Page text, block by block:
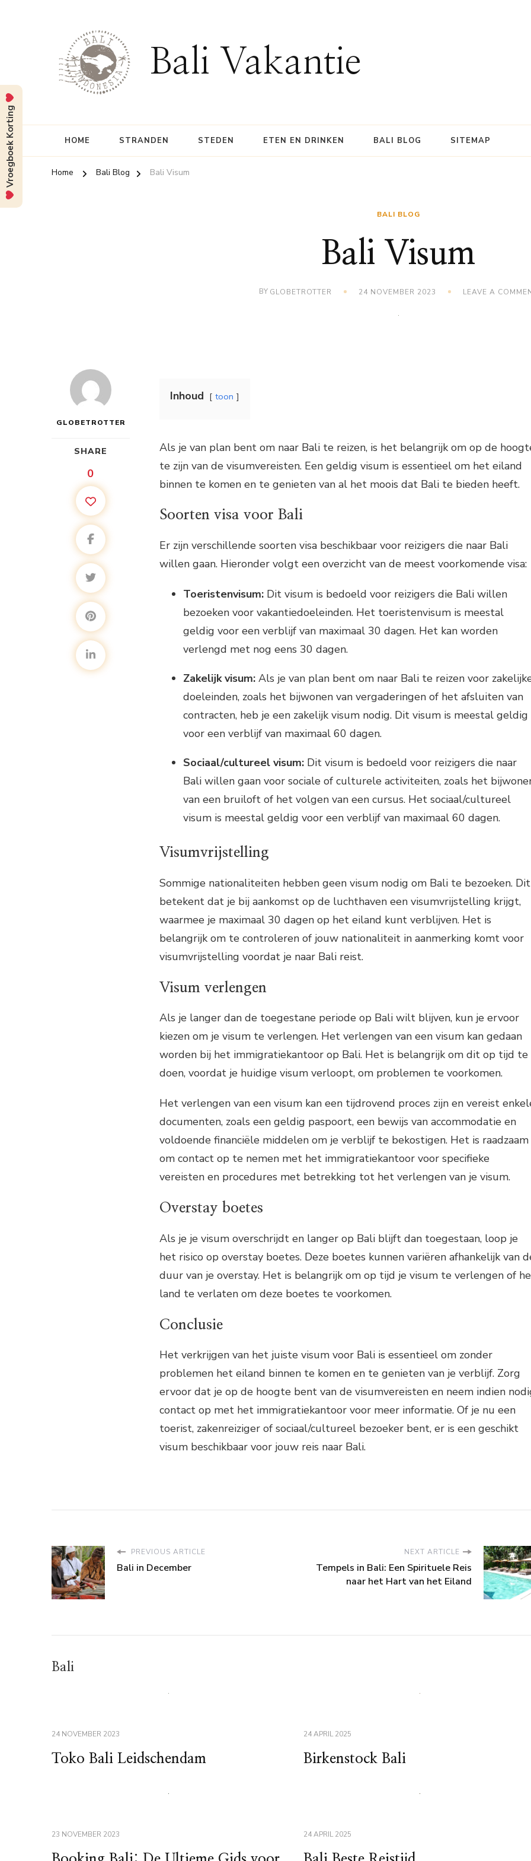
Bali Vakantie
HOME STRANDEN STEDEN ETEN EN DRINKEN BALI BLOG SITEMAP
Home Bali Blog Bali Visum
BALI BLOG
Bali Visum
BY GLOBETROTTER 24 NOVEMBER 2023 LEAVE A
GLOBETROTTER
SHARE
0
Inhoud toon
Als je van plan bent om naar Bali te reizen, is het belangrijk om op de
te zijn van de visumvereisten. Een geldig visum is essentieel om het eiland
binnen te komen en te genieten van al het moois dat Bali te bieden heeft.
Soorten visa voor Bali
Er zijn verschillende soorten visa beschikbaar voor reizigers die naar Bali
willen gaan. Hieronder volgt een overzicht van de meest voorkomende visa:
Toeristenvisum: Dit visum is bedoeld voor reizigers die Bali willen
bezoeken voor vakantiedoeleinden. Het toeristenvisum is meestal
geldig voor een verblijf van maximaal 30 dagen. Het kan worden
verlengd met nog eens 30 dagen.
Zakelijk visum: Als je van plan bent om naar Bali te reizen voor
doeleinden, zoals het bijwonen van vergaderingen of het afsluiten van
contracten, heb je een zakelijk visum nodig. Dit visum is meestal geldig
voor een verblijf van maximaal 60 dagen.
Sociaal/cultureel visum: Dit visum is bedoeld voor reizigers die naar
Bali willen gaan voor sociale of culturele activiteiten, zoals het
van een bruiloft of het volgen van een cursus. Het sociaal/cultureel
visum is meestal geldig voor een verblijf van maximaal 60 dagen.
Visumvrijstelling
Sommige nationaliteiten hebben geen visum nodig om Bali te bezoeken. Dit
betekent dat je bij aankomst op de luchthaven een visumvrijstelling krijgt,
waarmee je maximaal 30 dagen op het eiland kunt verblijven. Het is
belangrijk om te controleren of jouw nationaliteit in aanmerking komt voor
visumvrijstelling voordat je naar Bali reist.
Visum verlengen
Als je langer dan de toegestane periode op Bali wilt blijven, kun je ervoor
kiezen om je visum te verlengen. Het verlengen van een visum kan gedaan
worden bij het immigratiekantoor op Bali. Het is belangrijk om dit op tijd te
doen, voordat je huidige visum verloopt, om problemen te voorkomen.
Het verlengen van een visum kan een tijdrovend proces zijn en vereist
documenten, zoals een geldig paspoort, een bewijs van accommodatie en
voldoende financiële middelen om je verblijf te bekostigen. Het is raadzaam
om contact op te nemen met het immigratiekantoor voor specifieke
vereisten en procedures met betrekking tot het verlengen van je visum.
Overstay boetes
Als je je visum overschrijdt en langer op Bali blijft dan toegestaan, loop je
het risico op overstay boetes. Deze boetes kunnen variëren afhankelijk van
duur van je overstay. Het is belangrijk om op tijd je visum te verlengen of
land te verlaten om deze boetes te voorkomen.
Conclusie
Het verkrijgen van het juiste visum voor Bali is essentieel om zonder
problemen het eiland binnen te komen en te genieten van je verblijf. Zorg
ervoor dat je op de hoogte bent van de visumvereisten en neem indien
contact op met het immigratiekantoor voor meer informatie. Of je nu een
toerist, zakenreiziger of sociaal/cultureel bezoeker bent, er is een geschikt
visum beschikbaar voor jouw reis naar Bali.
PREVIOUS ARTICLE
Bali in December
NEXT ARTICLE
Tempels in Bali: Een Spirituele Reis
naar het Hart van het Eiland
Bali
24 NOVEMBER 2023
Toko Bali Leidschendam
24 APRIL 2025
Birkenstock Bali
23 NOVEMBER 2023 24 APRIL 2025
Vroegboek Korting